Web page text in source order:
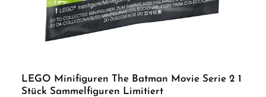
LEGO Minifiguren The Batman Movie Serie 2 1
Stück Sammelfiguren Limitiert